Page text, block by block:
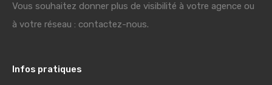
Vous souhaitez donner plus de visibilité à votre agence ou
à votre réseau : contactez-nous.
Infos pratiques